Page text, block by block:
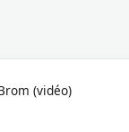
(vidéo)